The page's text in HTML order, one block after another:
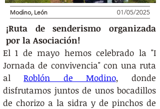
Modino, León 01/05/2025
¡Ruta de senderismo organizada
por la Asociación!
El 1 de mayo hemos celebrado la "I
Jornada de convivencia" con una ruta
al Roblón de Modino, donde
disfrutamos juntos de unos bocadillos
de chorizo a la sidra y de pinchos de